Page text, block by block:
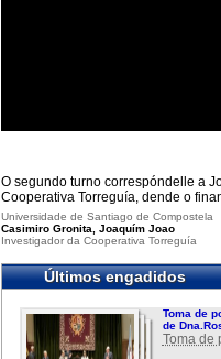
O segundo turno correspóndelle a
Cooperativa Torreguía, dende o
Universidade de Santiago de Compostela
Casimiro Gronita, Joaquím Joao
Investigador da Cooperativa Torreguía
Últimos engadidos
Toma de
de
Toma de